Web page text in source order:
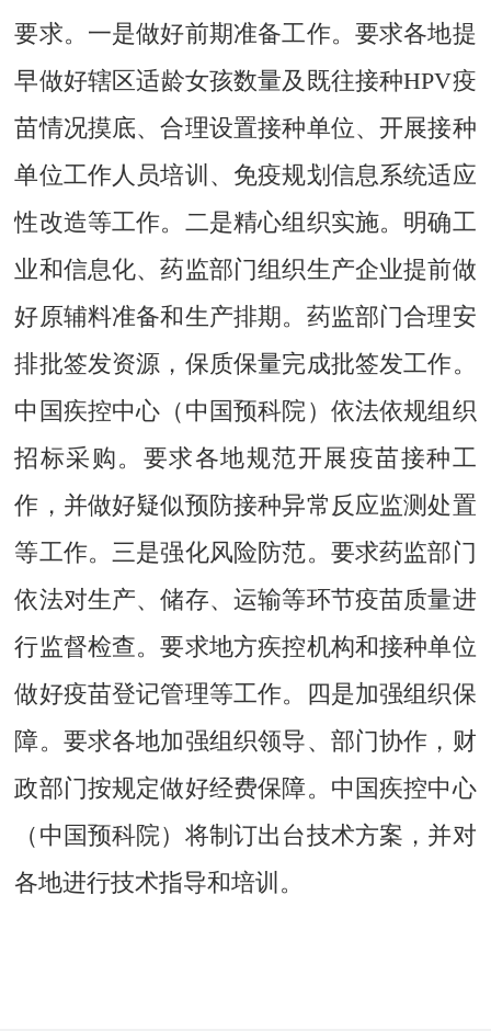
要求。一是做好前期准备工作。要求各地提
早做好辖区适龄女孩数量及既往接种HPV疫
苗情况摸底、合理设置接种单位、开展接种
单位工作人员培训、免疫规划信息系统适应
性改造等工作。二是精心组织实施。明确工
业和信息化、药监部门组织生产企业提前做
好原辅料准备和生产排期。药监部门合理安
排批签发资源，保质保量完成批签发工作。
中国疾控中心（中国预科院）依法依规组织
招标采购。要求各地规范开展疫苗接种工
作，并做好疑似预防接种异常反应监测处置
等工作。三是强化风险防范。要求药监部门
依法对生产、储存、运输等环节疫苗质量进
行监督检查。要求地方疾控机构和接种单位
做好疫苗登记管理等工作。四是加强组织保
障。要求各地加强组织领导、部门协作，财
政部门按规定做好经费保障。中国疾控中心
（中国预科院）将制订出台技术方案，并对
各地进行技术指导和培训。